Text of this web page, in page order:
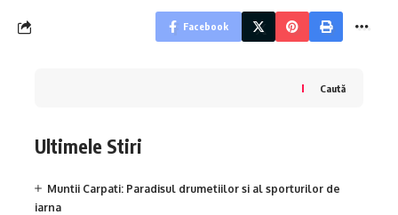
Facebook
Caută
Ultimele Stiri
Muntii Carpati: Paradisul drumetiilor si al sporturilor de
iarna